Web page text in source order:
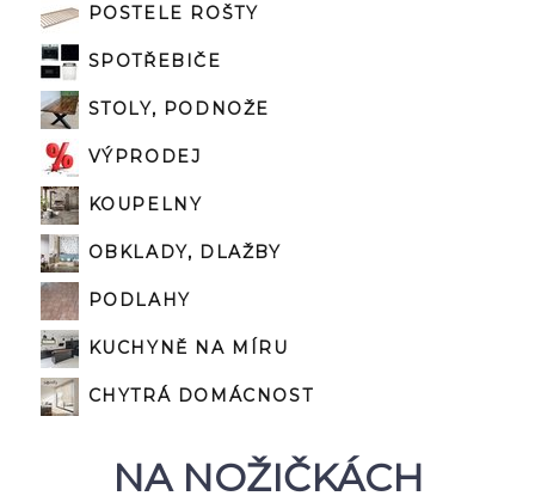
POSTELE ROŠTY
SPOTŘEBIČE
STOLY, PODNOŽE
VÝPRODEJ
KOUPELNY
OBKLADY, DLAŽBY
PODLAHY
KUCHYNĚ NA MÍRU
CHYTRÁ DOMÁCNOST
NA NOŽIČKÁCH